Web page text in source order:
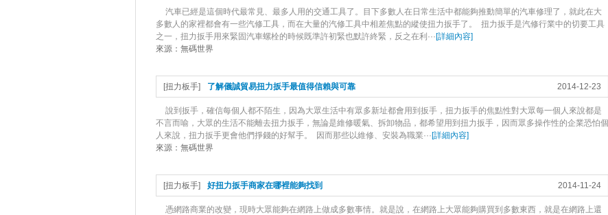
汽車已經是這個時代最常見、最多人用的交通工具了。目下多數人在日常生活中都能夠推動簡單的汽車修理了，就此在大
多數人的家裡都會有一些汽修工具，而在大量的汽修工具中相差焦點的縱使扭力扳手了。 扭力扳手是汽修行業中的切要工具
之一，扭力扳手用來緊固汽車螺栓的時候既準許初緊也默許終緊，反之在利···[詳細內容]
來源： 無碼世界
2014-12-23
[扭力板手] 了解儀誠貿易扭力扳手最值得信賴與可靠
說到扳手，確信每個人都不陌生，因為大眾生活中有眾多新址都會用到扳手，扭力扳手的焦點性對大眾每一個人來說都是
不言而喻，大眾的生活不能離去扭力扳手，無論是維修暖氣、拆卸物品，都希望用到扭力扳手，因而眾多操作性的企業恐怕個
人來說，扭力扳手更會他們掙錢的好幫手。 因而那些以維修、安裝為職業···[詳細內容]
來源： 無碼世界
2014-11-24
[扭力板手] 好扭力扳手商家在哪裡能夠找到
憑網路商業的改變，現時大眾能夠在網路上做成多數事情。就是說，在網路上大眾能夠購買到多數東西，就是在網路上還